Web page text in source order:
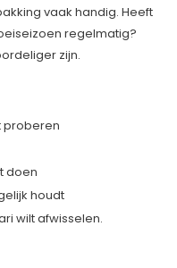
vaak handig. Heeft
regelmatig?
zijn.
proberen
doen
houdt
wilt afwisselen.